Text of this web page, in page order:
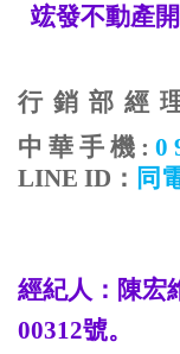
竤發不動產
行 銷 部 經
中 華 手 機 : 0
LINE ID ： 同
經紀人：陳宏
00312號。